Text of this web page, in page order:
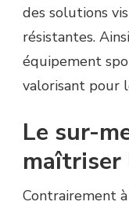
des solutions
résistantes.
équipement
valorisant pour
Le sur-
Contrairement